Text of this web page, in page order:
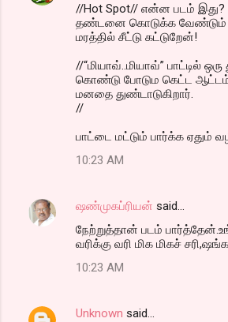
//Hot Spot// என்ன படம்
தண்டனை கொடுக்க வேண்டும்
மரத்தில் சீட்டு கட்டுறேன்!
//“மியாவ்..மியாவ்” பாட்டில்
கொண்டு போடும கெட்ட
மனதை துண்டாடுகிறார்.
//
பாட்டை மட்டும் பார்க்க ஏதும்
10:23 AM
ஷண்முகப்ரியன் said…
நேற்றுத்தான் படம்
வரிக்கு வரி மிக மிகச்
10:23 AM
Unknown said…